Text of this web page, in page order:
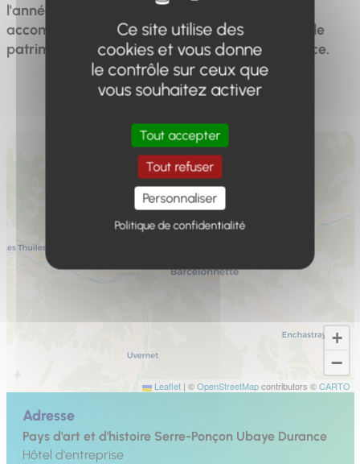
l'année des visites guidées, des conférences,
accompagnent les communes afin de valoriser le
patrimoine du Pays Serre-Ponçon Ubaye Durance.
+
−
Leaflet | ©OpenStreetMapcontributors ©CARTO
Adresse
Pays d'art et d'histoire Serre-Ponçon Ubaye Durance
Hôtel d'entreprise
Ce site utilise des
cookies et vous donne
le contrôle sur ceux que
vous souhaitez activer
Tout accepter
Tout refuser
Personnaliser
Politique de confidentialité